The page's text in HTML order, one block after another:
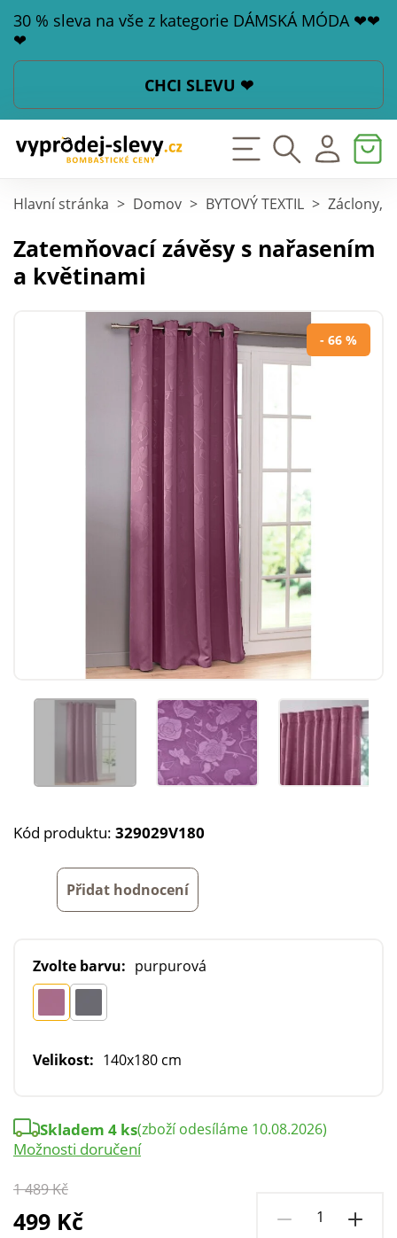
30 % sleva na vše z kategorie DÁMSKÁ MÓDA ❤❤
❤
CHCI SLEVU ❤
Hlavní stránka > Domov > BYTOVÝ TEXTIL > Záclony,
Zatemňovací závěsy s nařasením
a květinami
- 66 %
Kód produktu: 329029V180
Přidat hodnocení
Zvolte barvu: purpurová
Velikost: 140x180 cm
1 489 Kč
499 Kč
Skladem 4 ks(zboží odesíláme 10.08.2026)
Možnosti doručení